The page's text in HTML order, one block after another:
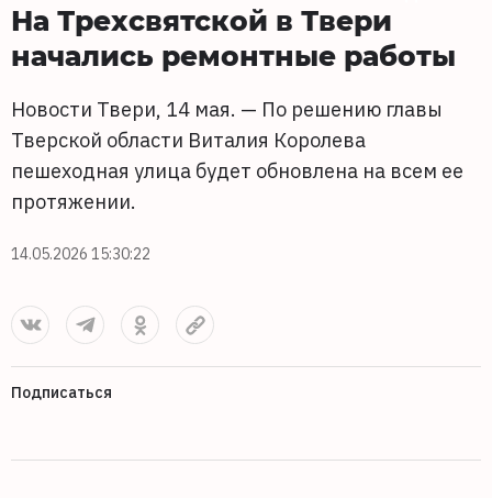
На Трехсвятской в Твери
начались ремонтные работы
Новости Твери, 14 мая. — По решению главы
Тверской области Виталия Королева
пешеходная улица будет обновлена на всем ее
протяжении.
14.05.2026 15:30:22
Подписаться